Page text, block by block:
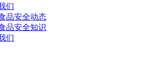
们
品安全动态
品安全知识
们